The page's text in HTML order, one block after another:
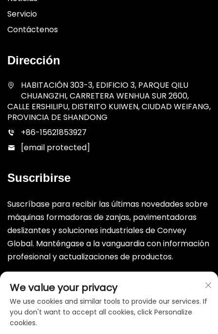
Servicio
Contáctenos
Dirección
HABITACIÓN 303-3, EDIFICIO 3, PARQUE QILU
CHUANGZHI, CARRETERA WENHUA SUR 2600,
CALLE ERSHILIPU, DISTRITO KUIWEN, CIUDAD WEIFANG,
PROVINCIA DE SHANDONG
+86-15621853927
[email protected]
Suscribirse
Suscríbase para recibir las últimas novedades sobre
máquinas formadoras de zanjas, pavimentadoras
deslizantes y soluciones industriales de Convey
Global. Manténgase a la vanguardia con información
profesional y actualizaciones de productos.
We value your privacy
We use cookies and similar tools to provide our services. If
you don't want to accept all cookies, click Personalize
cookies.